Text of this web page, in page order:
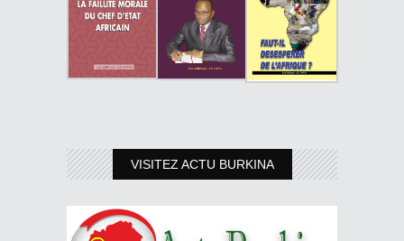
VISITEZ ACTU BURKINA